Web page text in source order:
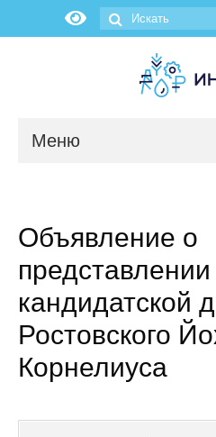
Меню
О нас
Об институте
Научные
Администрация
Объявление о
представлении
кандидатской
Ростовского
Корнелиуса